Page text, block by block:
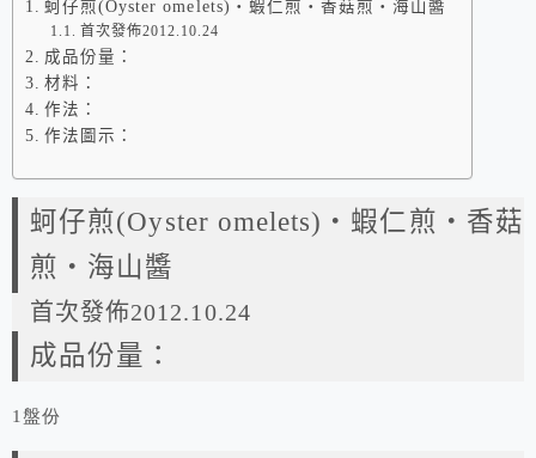
蚵仔煎(Oyster omelets)‧蝦仁煎‧香菇煎‧海山醬
首次發佈2012.10.24
成品份量：
材料：
作法：
作法圖示：
蚵仔煎(Oyster omelets)‧蝦仁煎‧香菇
煎‧海山醬
首次發佈2012.10.24
成品份量：
1盤份